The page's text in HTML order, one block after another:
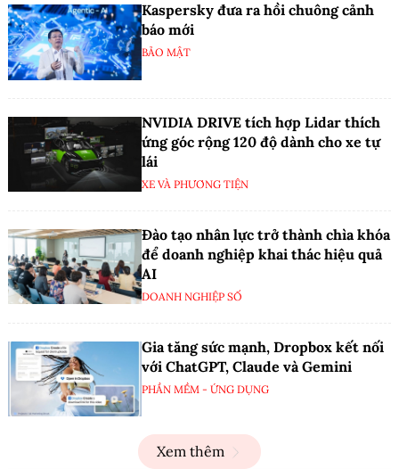
Kaspersky đưa ra hồi chuông cảnh
báo mới
BẢO MẬT
NVIDIA DRIVE tích hợp Lidar thích
ứng góc rộng 120 độ dành cho xe tự
lái
XE VÀ PHƯƠNG TIỆN
Đào tạo nhân lực trở thành chìa khóa
để doanh nghiệp khai thác hiệu quả
AI
DOANH NGHIỆP SỐ
Gia tăng sức mạnh, Dropbox kết nối
với ChatGPT, Claude và Gemini
PHẦN MỀM - ỨNG DỤNG
Xem thêm